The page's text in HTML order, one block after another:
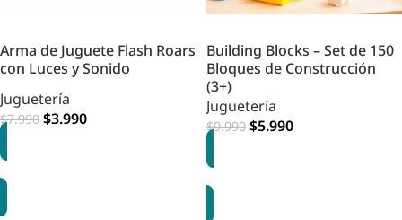
Arma de Juguete Flash Roars
con Luces y Sonido
Juguetería
$7.990 $3.990
Building Blocks – Set de 150
Bloques de Construcción
(3+)
Juguetería
$9.990 $5.990